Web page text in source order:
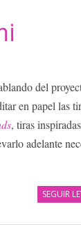
del
en papel las
, tiras
adelante
SEGUIR